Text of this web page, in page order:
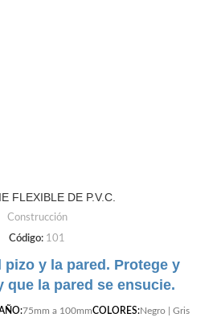
FLEXIBLE DE P.V.C.
Construcción
Código: 101
pizo y la pared. Protege y
que la pared se ensucie.
75mm a 100mmCOLORES:Negro | Gris